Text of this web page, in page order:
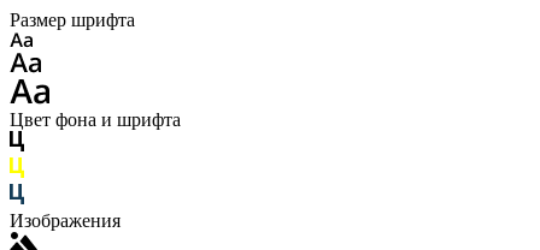
Размер шрифта
Цвет фона и шрифта
Изображения